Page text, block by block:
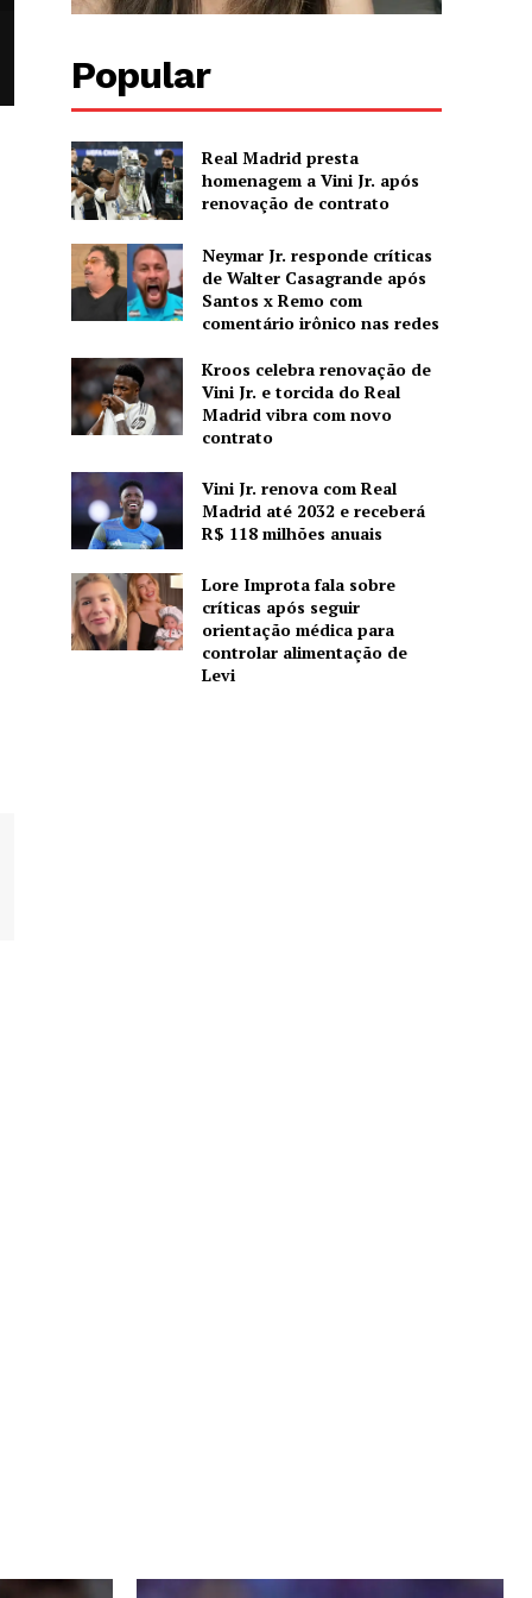
Popular
Real Madrid presta
homenagem a Vini Jr. após
renovação de contrato
Neymar Jr. responde críticas
de Walter Casagrande após
Santos x Remo com
comentário irônico nas redes
Kroos celebra renovação de
Vini Jr. e torcida do Real
Madrid vibra com novo
contrato
Vini Jr. renova com Real
Madrid até 2032 e receberá
R$ 118 milhões anuais
Lore Improta fala sobre
críticas após seguir
orientação médica para
controlar alimentação de
Levi